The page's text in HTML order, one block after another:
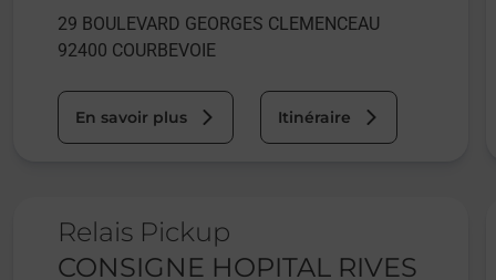
29 BOULEVARD GEORGES CLEMENCEAU
92400 COURBEVOIE
En savoir plus Itinéraire
Relais Pickup
CONSIGNE HOPITAL RIVES